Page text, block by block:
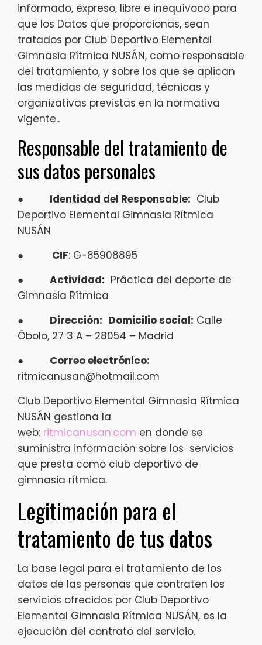
informado, expreso, libre e inequívoco para
que los Datos que proporcionas, sean
tratados por Club Deportivo Elemental
Gimnasia Rítmica NUSÁN, como responsable
del tratamiento, y sobre los que se aplican
las medidas de seguridad, técnicas y
organizativas previstas en la normativa
vigente..
Responsable del tratamiento de
sus datos personales
● Identidad del Responsable: Club
Deportivo Elemental Gimnasia Rítmica
NUSÁN
●
CIF: G-85908895
● Actividad: Práctica del deporte de
Gimnasia Rítmica
● Dirección: Domicilio social: Calle
Óbolo, 27 3 A – 28054 – Madrid
● Correo electrónico:
ritmicanusan@hotmail.com
Club Deportivo Elemental Gimnasia Rítmica
NUSÁN gestiona la
web: ritmicanusan.com en donde se
suministra información sobre los servicios
que presta como club deportivo de
gimnasia rítmica.
Legitimación para el
tratamiento de tus datos
La base legal para el tratamiento de los
datos de las personas que contraten los
servicios ofrecidos por Club Deportivo
Elemental Gimnasia Rítmica NUSÁN, es la
ejecución del contrato del servicio.